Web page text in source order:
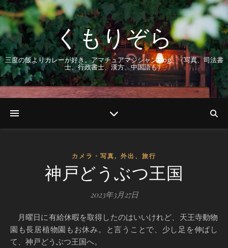
くもりぞら
三度の飯よりカレーが好き。アマチュアマジシャンBlog。（写真、司法書
士、行政書士、漢方、中国語も）
カメラ・写真, 外出、旅行
神戸どうぶつ王国
2023年3月27日
月曜日に有給休暇を取得したのはいいけれど、天王寺動物
園も長居植物園もお休み。と言うことで、少し足を伸ばし
て、神戸どうぶつ王国へ。